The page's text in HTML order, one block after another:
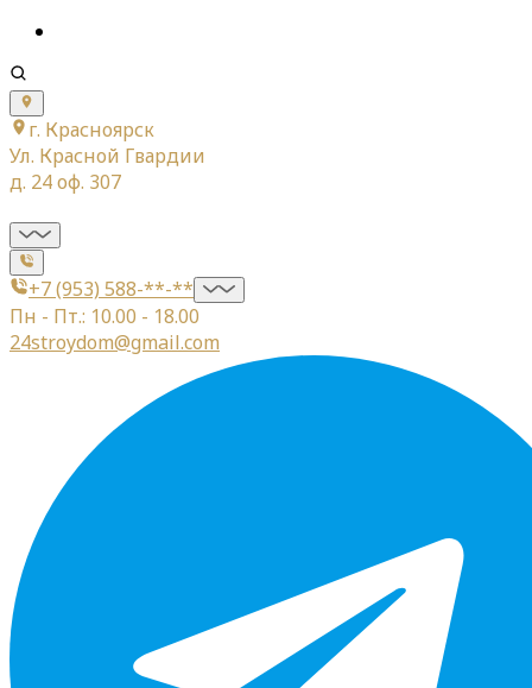
г. Красноярск
Ул. Красной Гвардии
д. 24 оф. 307
+7 (953) 588-**-**
Пн - Пт.: 10.00 - 18.00
24stroydom@gmail.com